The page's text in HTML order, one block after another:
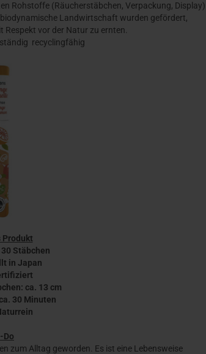
Rohstoffe (Räucherstäbchen, Verpackung, Display)
Landwirtschaft wurden gefördert,
vor der Natur zu ernten.
recyclingfähig
Produkt
Stäbchen
in Japan
ca. 13 cm
30 Minuten
Do
zum Alltag geworden. Es ist eine Lebensweise